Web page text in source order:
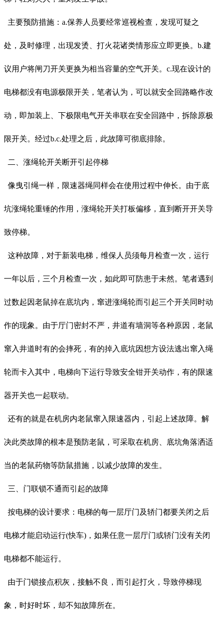
主要预防措施：a.保养人员要经常巡视检查，发现可疑之
处，及时修理，出现发烫、打火花诸类情形应立即更换。b.建
议用户将闸刀开关更换为相当容量的空气开关。c.现在设计的
电梯都没有电源极限开关，笔者认为，可以就安全回路略作改
动，即加装上、下极限电气开关串联在安全回路中，拆除原极
限开关。经过b.c.处理之后，此故障可彻底排除。
二、涨绳轮开关断开引起停梯
像曳引绳一样，限速器绳同样会在使用过程中伸长。由于底
坑涨绳轮重锤的作用，涨绳轮开关打板偏移，直到断开开关导
致停梯。
这种故障，对于新装电梯，维保人员须每月检查一次，运行
一年以后，三个月检查一次，如此即可防患于未然。笔者遇到
过数起因老鼠掉在底坑内，窜进涨绳轮而引起三个开关同时动
作的现象。由于厅门密封不严，井道有墙洞等各种原因，老鼠
窜入井道时有的会摔死，有的掉入底坑因想方设法逃出窜入绳
轮而卡入其中，电梯向下运行导致安全钳开关动作，有的限速
器开关也一起联动。
还有的就是在机房内老鼠窜入限速器内，引起上述故障。解
决此类故障的根本是预防老鼠，可采取在机房、底坑角落洒适
当的老鼠药物等防鼠措施，以减少故障的发生。
三、门联锁不通而引起的故障
按电梯的设计要求：电梯的每一层厅门及轿门都要关闭之后
电梯才能启动运行(快车)，如果任意一层厅门或轿门没有关闭
电梯都不能运行。
由于门锁接点积灰，接触不良，而引起打火，导致停梯现
象，时好时坏，却不知故障所在。